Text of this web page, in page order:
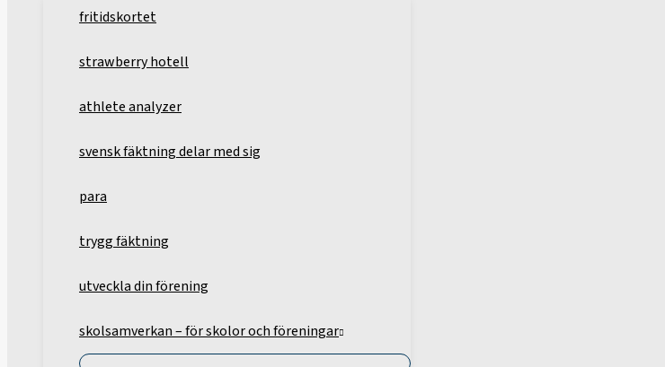
fritidskortet
strawberry hotell
athlete analyzer
svensk fäktning delar med sig
para
trygg fäktning
utveckla din förening
skolsamverkan – för skolor och föreningar